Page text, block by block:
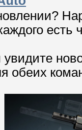
есть
обеих